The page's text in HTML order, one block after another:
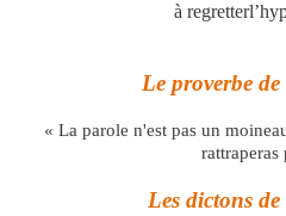
à regretterl’
Le proverbe
« La parole n'est pas un
rattraperas
Les dictons